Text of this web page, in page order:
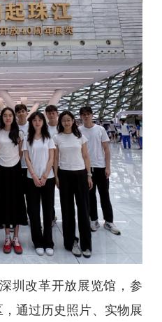
改革开放展览馆，参
通过历史照片、实物展